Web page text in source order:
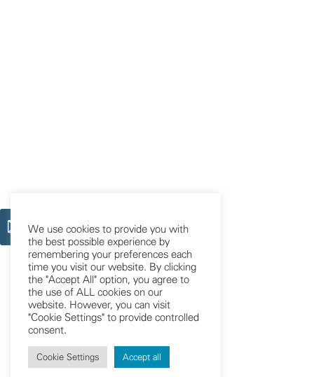
We use cookies to provide you with
the best possible experience by
remembering your preferences each
time you visit our website. By clicking
the "Accept All" option, you agree to
the use of ALL cookies on our
website. However, you can visit
"Cookie Settings" to provide controlled
consent.
Cookie Settings Accept all